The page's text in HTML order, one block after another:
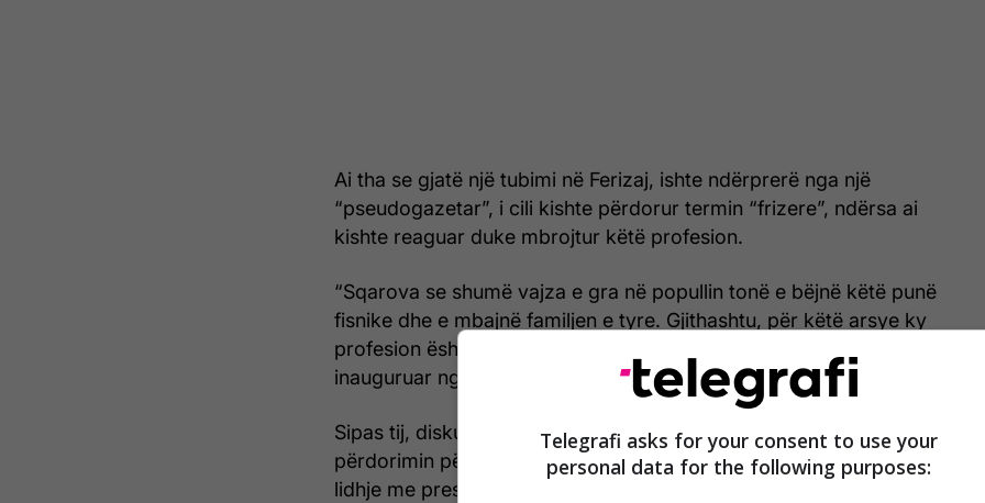
Ai tha se gjatë një tubimi në Ferizaj, ishte ndërprerë nga një
“pseudogazetar”, i cili kishte përdorur termin “frizere”, ndërsa ai
kishte reaguar duke mbrojtur këtë profesion.
“Sqarova se shumë vajza e gra në popullin tonë e bëjnë këtë punë
fisnike dhe e mbajnë familjen e tyre. Gjithashtu, për këtë arsye ky
profesion është përfshirë edhe në programin e arsimit dual të
inauguruar nga qeveria”, tha Konjufca.
Sipas tij, diskutimi kishte vetëm qëllimin për të kundërshtuar
përdorimin përçmues të profesionit të frizeres dhe nuk kishte asnjë
lidhje me presidenten Osmani.
Telegrafi asks for your consent to use your
personal data for the following purposes: